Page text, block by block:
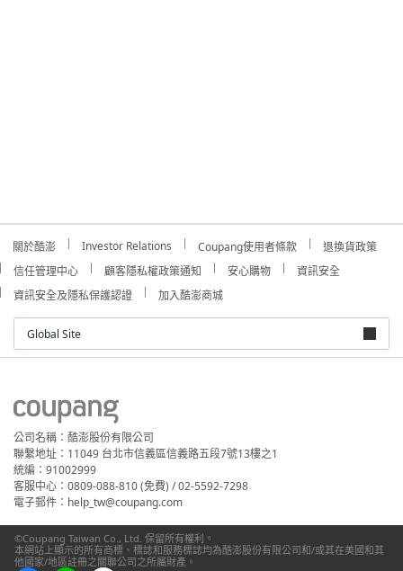
關於酷澎 Investor Relations Coupang使用者條款
退換貨政策
信任管理中心
顧客隱私權政策通知 安心購物
資訊安全
資訊安全及隱私保護認證
加入酷澎商城
Global Site
公司名稱：酷澎股份有限公司
聯繫地址：11049 台北市信義區信義路五段7號13樓之1
統編：91002999
客服中心：0809-088-810 (免費) / 02-5592-7298
電子郵件：help_tw@coupang.com
©Coupang Taiwan Co., Ltd. 保留所有權利。
本網站上顯示的所有商標、標誌和服務標誌均為酷澎股份有限公司和/或其在美國和其
他國家/地區註冊之關聯公司之所屬財產。